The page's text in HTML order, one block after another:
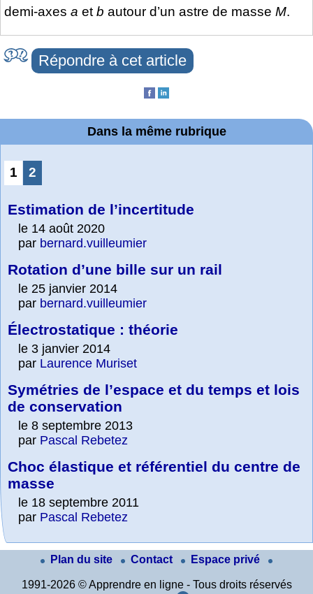
demi-axes a et b autour d’un astre de masse M.
Répondre à cet article
Dans la même rubrique
1 2
Estimation de l’incertitude
le 14 août 2020
par bernard.vuilleumier
Rotation d’une bille sur un rail
le 25 janvier 2014
par bernard.vuilleumier
Électrostatique : théorie
le 3 janvier 2014
par Laurence Muriset
Symétries de l’espace et du temps et lois
de conservation
le 8 septembre 2013
par Pascal Rebetez
Choc élastique et référentiel du centre de
masse
le 18 septembre 2011
par Pascal Rebetez
Plan du site Contact Espace privé
1991-2026 © Apprendre en ligne - Tous droits réservés